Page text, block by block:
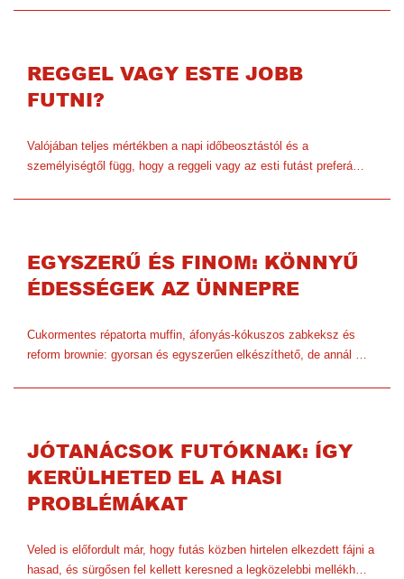
REGGEL VAGY ESTE JOBB
FUTNI?
Valójában teljes mértékben a napi időbeosztástól és a
személyiségtől függ, hogy a reggeli vagy az esti futást preferá…
EGYSZERŰ ÉS FINOM: KÖNNYŰ
ÉDESSÉGEK AZ ÜNNEPRE
Cukormentes répatorta muffin, áfonyás-kókuszos zabkeksz és
reform brownie: gyorsan és egyszerűen elkészíthető, de annál …
JÓTANÁCSOK FUTÓKNAK: ÍGY
KERÜLHETED EL A HASI
PROBLÉMÁKAT
Veled is előfordult már, hogy futás közben hirtelen elkezdett fájni a
hasad, és sürgősen fel kellett keresned a legközelebbi mellékh…